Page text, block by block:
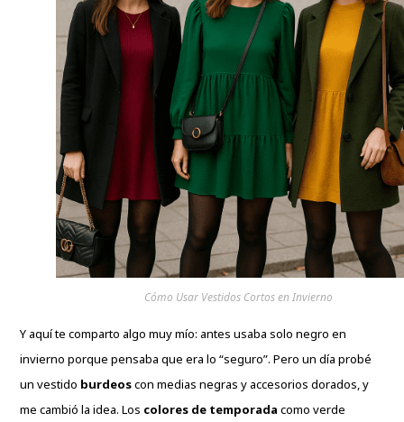
Cómo Usar Vestidos Cortos en Invierno
Y aquí te comparto algo muy mío: antes usaba solo negro en
invierno porque pensaba que era lo “seguro”. Pero un día probé
un vestido burdeoscon medias negras y accesorios dorados, y
me cambió la idea. Los colores de temporada como verde